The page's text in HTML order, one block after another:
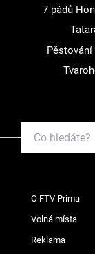
7 pádů
O FTV Prima
Volná místa
Reklama